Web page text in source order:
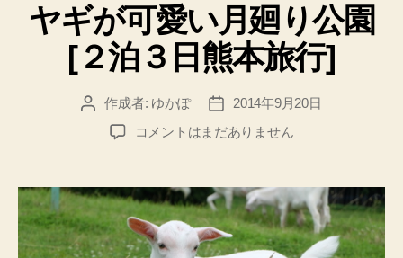
ゴ
リ
ー
ヤギが可愛い月廻り公園
[２泊３日熊本旅行]
投
作成者: ゆかぽ
投
稿
日
2014年9月20日
ヤ
可
愛
い
月
コメントはまだありません